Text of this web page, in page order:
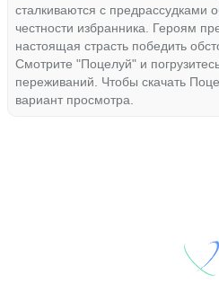
сталкиваются с предрассудками
честности избранника. Героям
настоящая страсть победить
Смотрите "Поцелуй" и
переживаний. Чтобы скачать
вариант просмотра.